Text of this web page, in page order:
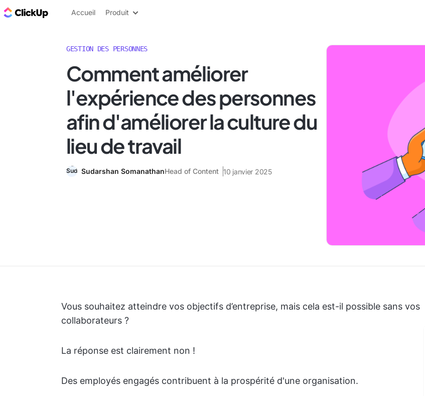
ClickUp Blog
Accueil Produit
GESTION DES PERSONNES
Comment améliorer
l'expérience des personnes
afin d'améliorer la culture du
lieu de travail
Sudarshan SomanathanHead of Content 10 janvier 2025
Vous souhaitez atteindre vos objectifs d’entreprise, mais cela est-il possible sans vos
collaborateurs ?
La réponse est clairement non !
Des employés engagés contribuent à la prospérité d'une organisation.